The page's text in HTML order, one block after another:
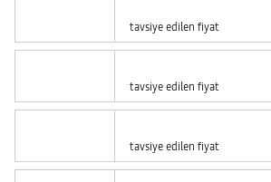
tavsiye edilen fiyat
tavsiye edilen fiyat
tavsiye edilen fiyat